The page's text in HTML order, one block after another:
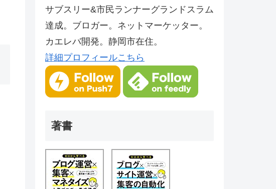
サブスリー&市民ランナーグランドスラム
達成。ブロガー。ネットマーケッター。
カエレバ開発。静岡市在住。
詳細プロフィールこちら
著書